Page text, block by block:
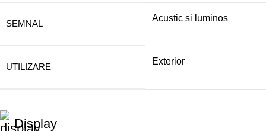
SEMNAL
Acustic si luminos
UTILIZARE
Exterior
Display